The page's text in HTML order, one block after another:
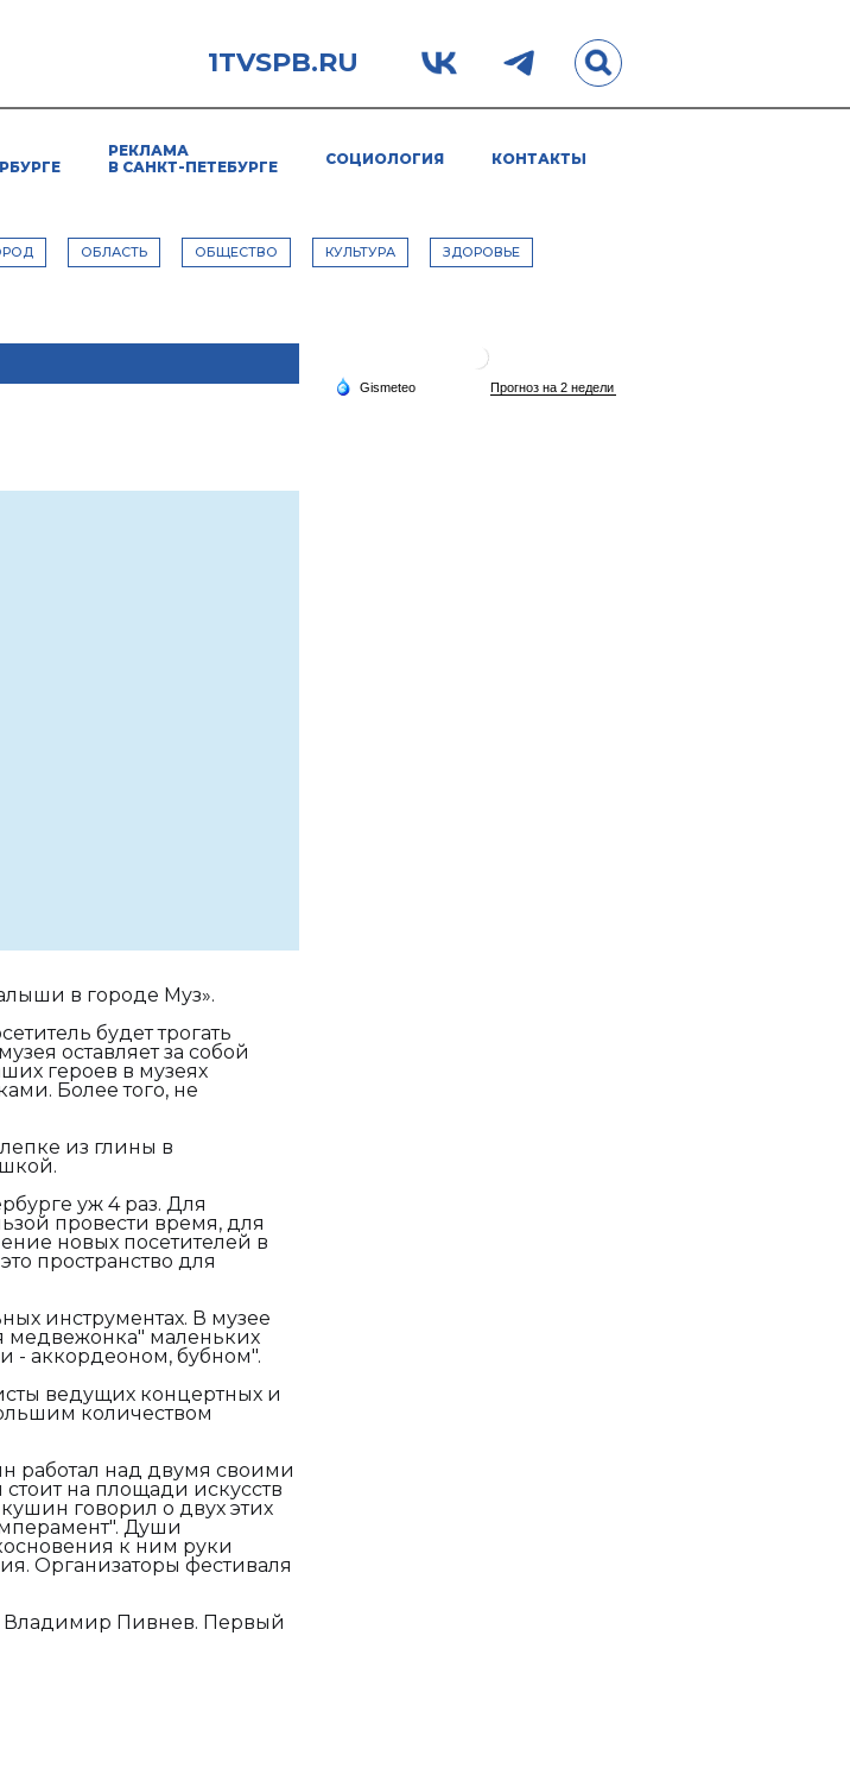
1TVSPB.RU
РЕКЛАМА
В САНКТ-ПЕТЕБУРГЕ
СОЦИОЛОГИЯ КОНТАКТЫ
ОБЛАСТЬ ОБЩЕСТВО КУЛЬТУРА ЗДОРОВЬЕ
в городе Муз».
будет трогать
оставляет за собой
героев в музеях
Более того, не
из глины в
уж 4 раз. Для
провести время, для
новых посетителей в
пространство для
инструментах. В музее
медвежонка" маленьких
- аккордеоном, бубном".
ведущих концертных и
количеством
работал над двумя своими
на площади искусств
говорил о двух этих
Души
к ним руки
Организаторы фестиваля
Владимир Пивнев. Первый